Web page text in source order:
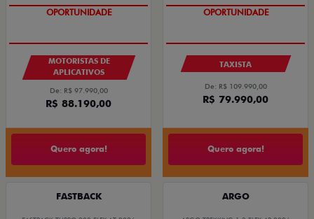
OPORTUNIDADE
MOTORISTAS DE
APLICATIVOS
De: R$ 97.990,00
R$ 88.190,00
Quero agora!
OPORTUNIDADE
TAXISTA
De: R$ 109.990,00
R$ 79.990,00
Quero agora!
FASTBACK ARGO